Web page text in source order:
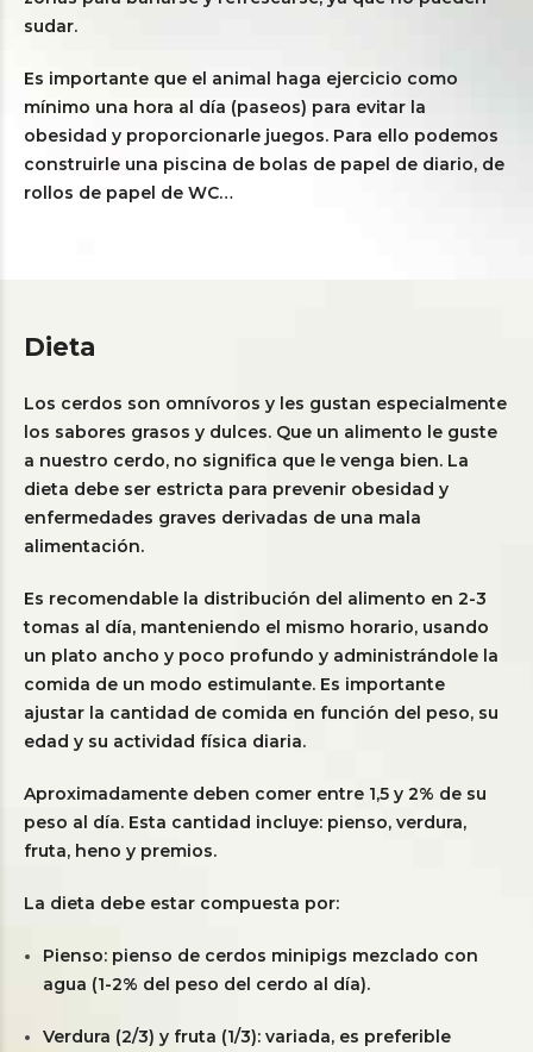
sudar.
Es importante que el animal haga ejercicio como
mínimo una hora al día (paseos) para evitar la
obesidad y proporcionarle juegos. Para ello podemos
construirle una piscina de bolas de papel de diario, de
rollos de papel de WC…
Dieta
Los cerdos son omnívoros y les gustan especialmente
los sabores grasos y dulces. Que un alimento le guste
a nuestro cerdo, no significa que le venga bien. La
dieta debe ser estricta para prevenir obesidad y
enfermedades graves derivadas de una mala
alimentación.
Es recomendable la distribución del alimento en 2-3
tomas al día, manteniendo el mismo horario, usando
un plato ancho y poco profundo y administrándole la
comida de un modo estimulante. Es importante
ajustar la cantidad de comida en función del peso, su
edad y su actividad física diaria.
Aproximadamente deben comer entre 1,5 y 2% de su
peso al día. Esta cantidad incluye: pienso, verdura,
fruta, heno y premios.
La dieta debe estar compuesta por:
Pienso: pienso de cerdos minipigs mezclado con
agua (1-2% del peso del cerdo al día).
Verdura (2/3) y fruta (1/3): variada, es preferible